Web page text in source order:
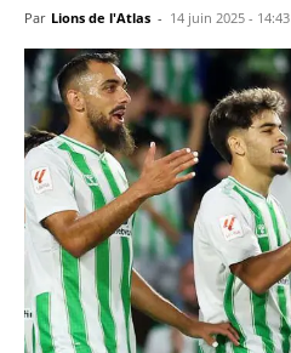
Par Lions de l'Atlas - 14 juin 2025 - 14:43